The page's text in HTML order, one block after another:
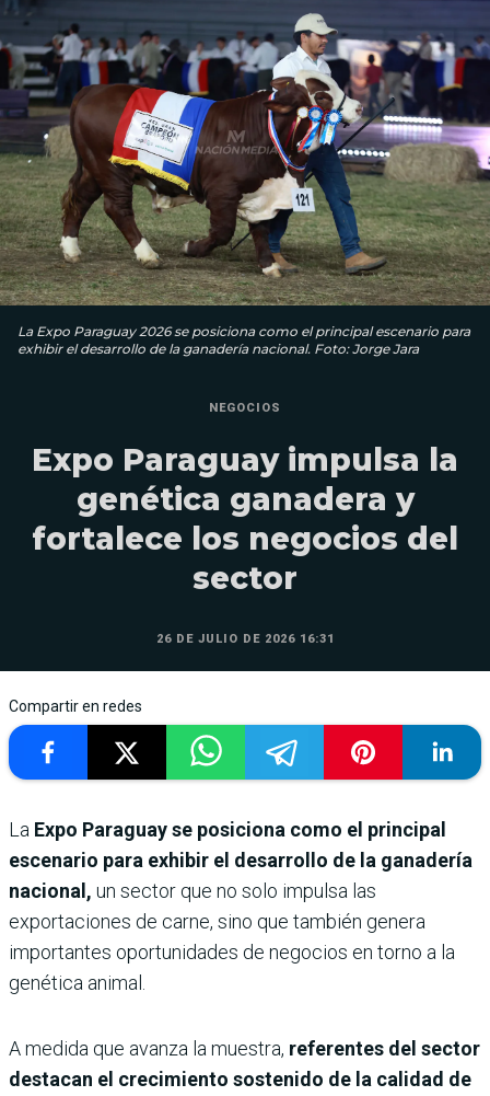
La Expo Paraguay 2026 se posiciona como el principal escenario para
exhibir el desarrollo de la ganadería nacional. Foto: Jorge Jara
NEGOCIOS
Expo Paraguay impulsa la
genética ganadera y
fortalece los negocios del
sector
26 DE JULIO DE 2026 16:31
Compartir en redes
La Expo Paraguay se posiciona como el principal
escenario para exhibir el desarrollo de la ganadería
nacional, un sector que no solo impulsa las
exportaciones de carne, sino que también genera
importantes oportunidades de negocios en torno a la
genética animal.
A medida que avanza la muestra, referentes del sector
destacan el crecimiento sostenido de la calidad de